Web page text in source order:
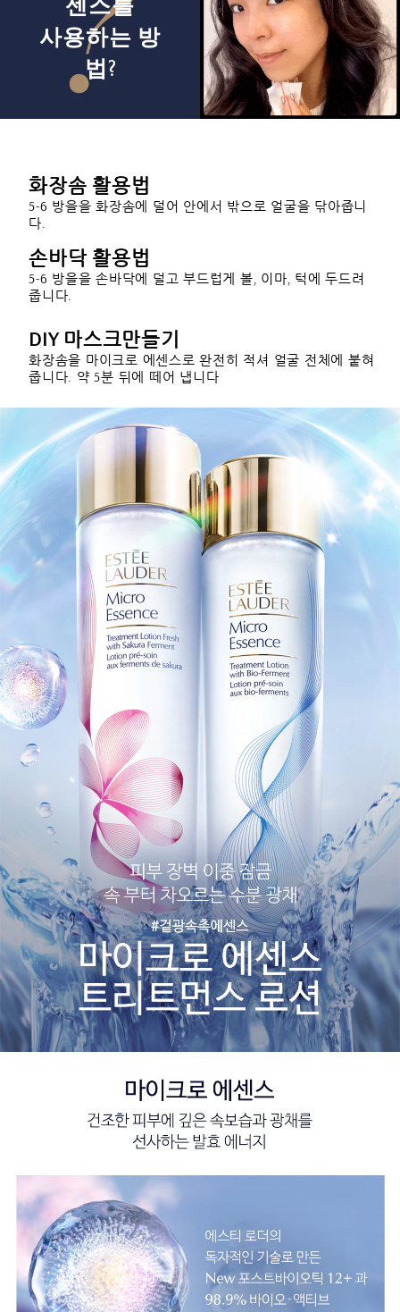
사용하는 방
법?
화장솜 활용법
5-6 방을을 화장솜에 덜어 안에서 밖으로 얼굴을 닦아줍니
다.
손바닥 활용법
5-6 방을을 손바닥에 덜고 부드럽게 볼, 이마, 턱에 두드려
줍니다.
DIY 마스크만들기
화장솜을 마이크로 에센스로 완전히 적셔 얼굴 전체에 붙혀
줍니다. 약 5분 뒤에 떼어 냅니다